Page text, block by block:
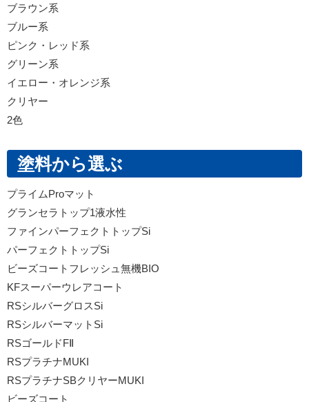
ブラウン系
ブルー系
ピンク・レッド系
グリーン系
イエロー・オレンジ系
クリヤー
2色
塗料から選ぶ
プライムProマット
グランセラトップ1液水性
ファインパーフェクトトップSi
パーフェクトトップSi
ビーズコートフレッシュ無機BIO
KFスーパーウレアコート
RSシルバーグロスSi
RSシルバーマットSi
RSゴールドFⅡ
RSプラチナMUKI
RSプラチナSBクリヤーMUKI
ビーズコート